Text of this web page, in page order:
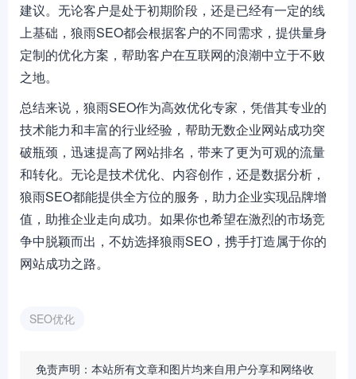
建议。无论客户是处于初期阶段，还是已经有一定的线
上基础，狼雨SEO都会根据客户的不同需求，提供量身
定制的优化方案，帮助客户在互联网的浪潮中立于不败
之地。
总结来说，狼雨SEO作为高效优化专家，凭借其专业的
技术能力和丰富的行业经验，帮助无数企业网站成功突
破瓶颈，迅速提高了网站排名，带来了更为可观的流量
和转化。无论是技术优化、内容创作，还是数据分析，
狼雨SEO都能提供全方位的服务，助力企业实现品牌增
值，助推企业走向成功。如果你也希望在激烈的市场竞
争中脱颖而出，不妨选择狼雨SEO，携手打造属于你的
网站成功之路。
SEO优化
免责声明：本站所有文章和图片均来自用户分享和网络收